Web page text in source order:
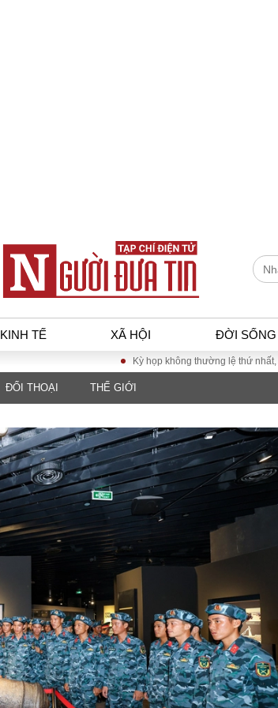
KINH TẾ XÃ HỘI ĐỜI SỐNG
KINH TẾ
Tài chính - Ngân
hàng
Kinh tế vĩ mô
Hồ sơ doanh
nghiệp
Xu hướng thị
Tiêu dùng và dư
luận
Công nghệ
Giáo dục
Văn hoá
Môi trường
Giao
Kỳ họp không thường lệ thứ nhất, Quốc hội
ĐỐI THOẠI THẾ GIỚI